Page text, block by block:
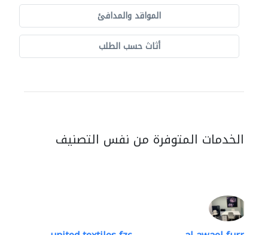
المواقد والمدافئ
أثاث حسب الطلب
الخدمات المتوفرة من نفس التصنيف